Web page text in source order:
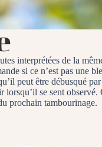
interprétées de la
si ce n’est pas une
peut être débusqué
se sent
prochain tambourinage.